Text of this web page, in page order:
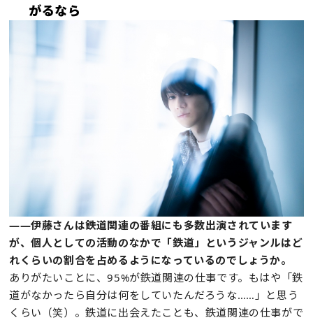
がるなら
——伊藤さんは鉄道関連の番組にも多数出演されています
が、個人としての活動のなかで「鉄道」というジャンルはど
れくらいの割合を占めるようになっているのでしょうか。
ありがたいことに、95%が鉄道関連の仕事です。もはや「鉄
道がなかったら自分は何をしていたんだろうな……」と思う
くらい（笑）。鉄道に出会えたことも、鉄道関連の仕事がで